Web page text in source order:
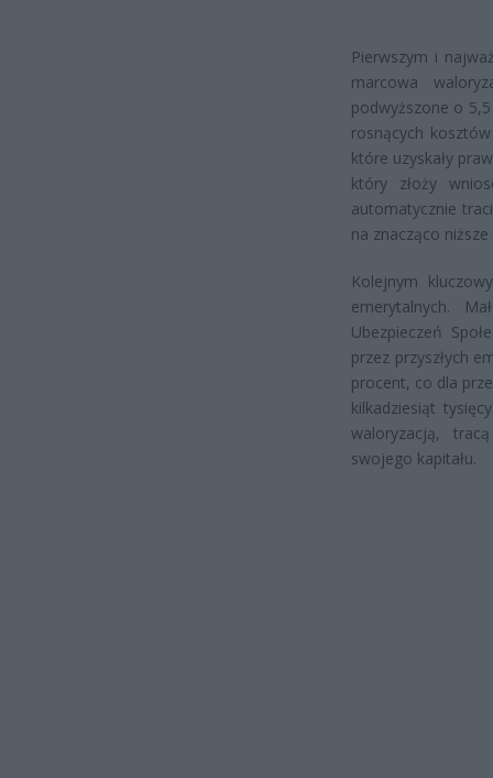
Pierwszym i
marcowa
podwyższone o
rosnących
które uzyskały
który złoży
automatycznie
na znacząco
Kolejnym
emerytalnych.
Ubezpieczeń
przez przyszłych
procent, co dla
kilkadziesiąt
waloryzacją,
swojego kapitału.